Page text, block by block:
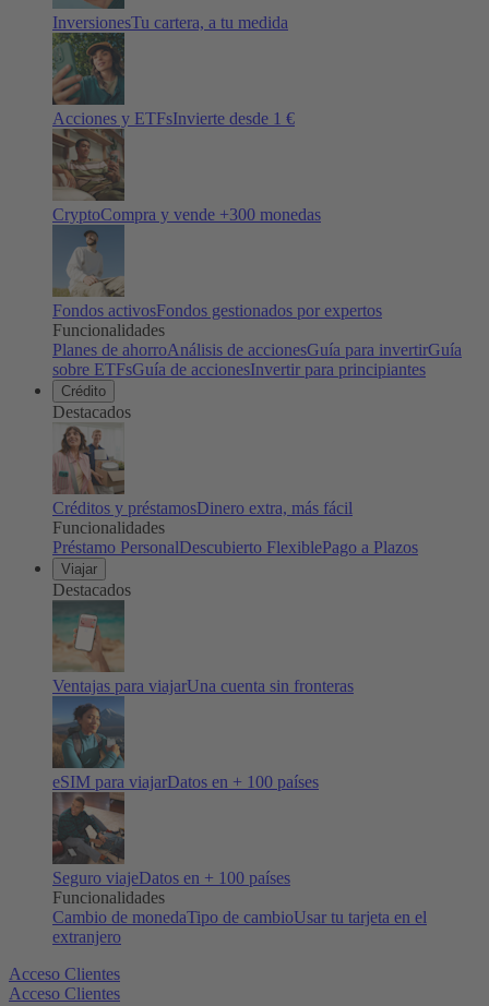
InversionesTu cartera, a tu medida
Acciones y ETFsInvierte desde 1 €
CryptoCompra y vende +300 monedas
Fondos activosFondos gestionados por expertos
Funcionalidades
Planes de ahorroAnálisis de accionesGuía para invertirGuía
sobre ETFsGuía de accionesInvertir para principiantes
Crédito
Destacados
Créditos y préstamosDinero extra, más fácil
Funcionalidades
Préstamo PersonalDescubierto FlexiblePago a Plazos
Viajar
Destacados
Ventajas para viajarUna cuenta sin fronteras
eSIM para viajarDatos en + 100 países
Seguro viajeDatos en + 100 países
Funcionalidades
Cambio de monedaTipo de cambioUsar tu tarjeta en el
extranjero
Acceso Clientes
Acceso Clientes